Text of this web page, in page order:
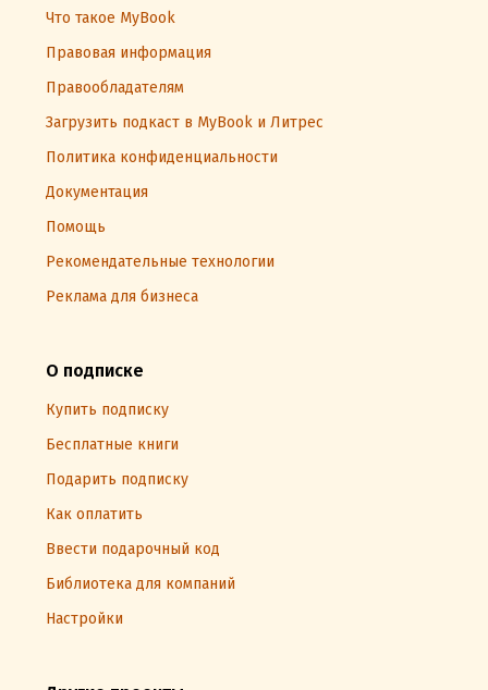
Что такое MyBook
Правовая информация
Правообладателям
Загрузить подкаст в MyBook и Литрес
Политика конфиденциальности
Документация
Помощь
Рекомендательные технологии
Реклама для бизнеса
О подписке
Купить подписку
Бесплатные книги
Подарить подписку
Как оплатить
Ввести подарочный код
Библиотека для компаний
Настройки